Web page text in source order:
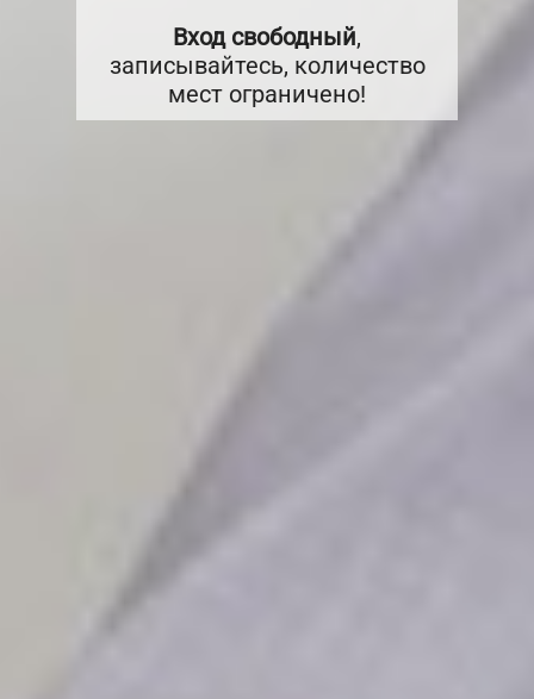
Вход свободный,
записывайтесь, количество
мест ограничено!